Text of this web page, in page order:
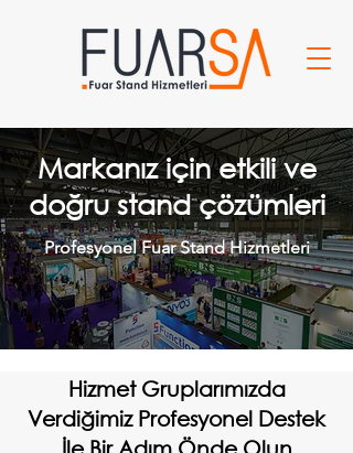
Markanız için etkili ve
doğru stand çözümleri
Profesyonel Fuar Stand Hizmetleri
Hizmet Gruplarımızda
Verdiğimiz Profesyonel Destek